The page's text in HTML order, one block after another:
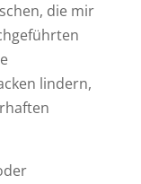
die mir
lindern,